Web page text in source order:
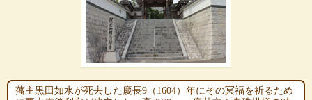
藩主黒田如水が死去した慶長9（1604）年にその冥福を祈るため